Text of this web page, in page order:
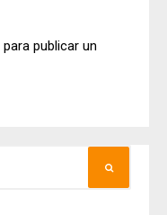
para publicar un